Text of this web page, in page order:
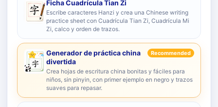
Ficha Cuadrícula Tian Zi
Escribe caracteres Hanzi y crea una Chinese writing
practice sheet con Cuadrícula Tian Zi, Cuadrícula Mi
Zi, calco y orden de trazos.
Generador de práctica china
divertida
Recommended
Crea hojas de escritura china bonitas y fáciles para
niños, sin pinyin, con primer ejemplo en negro y trazos
suaves para repasar.